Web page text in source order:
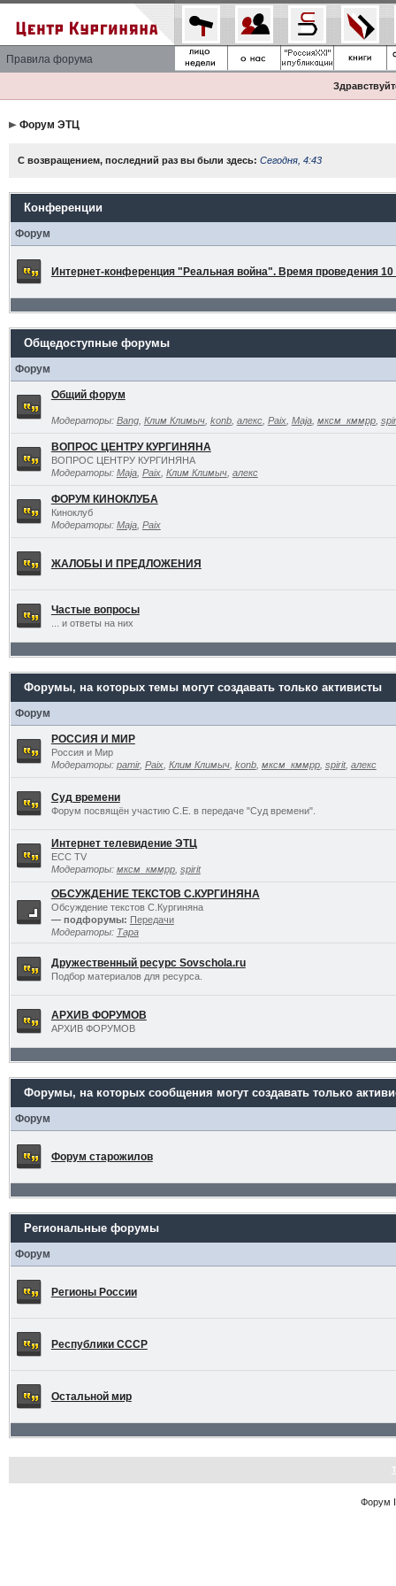
Правила форума
Форум ЭТЦ
С возвращением, последний раз вы были здесь: Сегодня, 4:43
Конференции
Форум
Интернет-конференция "Реальная война". Время проведения 10
Общедоступные форумы
Форум
Общий форум
Модераторы: Bang, Клим Климыч, konb, алекс, Paix, Maja, мксм_кммрр,
ВОПРОС ЦЕНТРУ КУРГИНЯНА
ВОПРОС ЦЕНТРУ КУРГИНЯНА
Модераторы: Maja, Paix, Клим Климыч, алекс
ФОРУМ КИНОКЛУБА
Киноклуб
Модераторы: Maja, Paix
ЖАЛОБЫ И ПРЕДЛОЖЕНИЯ
Частые вопросы
... и ответы на них
Форумы, на которых темы могут создавать только активисты
Форум
РОССИЯ И МИР
Россия и Мир
Модераторы: pamir, Paix, Клим Климыч, konb, мксм_кммрр, spirit, алекс
Суд времени
Форум посвящён участию С.Е. в передаче "Суд времени".
Интернет телевидение ЭТЦ
ECC TV
Модераторы: мксм_кммрр, spirit
ОБСУЖДЕНИЕ ТЕКСТОВ С.КУРГИНЯНА
Обсуждение текстов С.Кургиняна
— подфорумы: Передачи
Модераторы: Тара
Дружественный ресурс Sovschola.ru
Подбор материалов для ресурса.
АРХИВ ФОРУМОВ
АРХИВ ФОРУМОВ
Форумы, на которых сообщения могут создавать только
Форум
Форум старожилов
Региональные форумы
Форум
Регионы России
Республики СССР
Остальной мир
Форум